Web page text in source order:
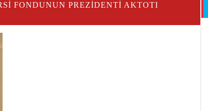
FONDUNUN PREZIDENTI AKTOTI